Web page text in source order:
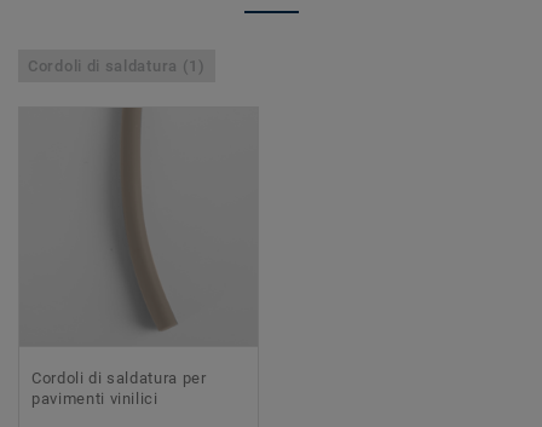
Cordoli di saldatura (1)
Cordoli di saldatura per
pavimenti vinilici